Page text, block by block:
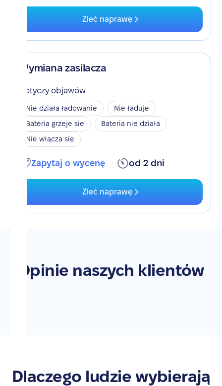
Zleć naprawę
Wymiana zasilacza
Dotyczy objawów
Nie działa ładowanie
Nie ładuje
Bateria grzeje się
Bateria nie działa
Nie włącza się
Zapytaj o wycenę od 2 dni
Zleć naprawę
Opinie naszych klientów
Dlaczego ludzie wybierają